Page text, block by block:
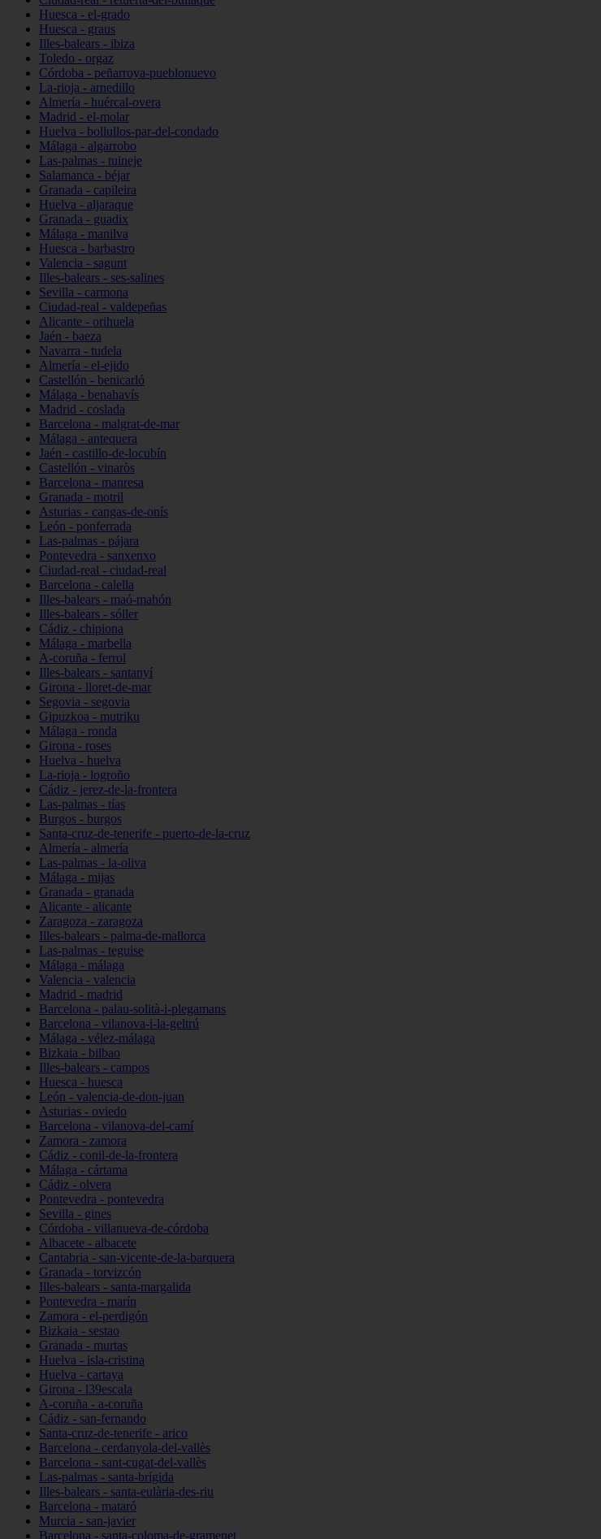
Huesca - el-grado
Huesca - graus
Illes-balears - ibiza
Toledo - orgaz
Córdoba - peñarroya-pueblonuevo
La-rioja - arnedillo
Almería - huércal-overa
Madrid - el-molar
Huelva - bollullos-par-del-condado
Málaga - algarrobo
Las-palmas - tuineje
Salamanca - béjar
Granada - capileira
Huelva - aljaraque
Granada - guadix
Málaga - manilva
Huesca - barbastro
Valencia - sagunt
Illes-balears - ses-salines
Sevilla - carmona
Ciudad-real - valdepeñas
Alicante - orihuela
Jaén - baeza
Navarra - tudela
Almería - el-ejido
Castellón - benicarló
Málaga - benahavís
Madrid - coslada
Barcelona - malgrat-de-mar
Málaga - antequera
Jaén - castillo-de-locubín
Castellón - vinaròs
Barcelona - manresa
Granada - motril
Asturias - cangas-de-onís
León - ponferrada
Las-palmas - pájara
Pontevedra - sanxenxo
Ciudad-real - ciudad-real
Barcelona - calella
Illes-balears - maó-mahón
Illes-balears - sóller
Cádiz - chipiona
Málaga - marbella
A-coruña - ferrol
Illes-balears - santanyí
Girona - lloret-de-mar
Segovia - segovia
Gipuzkoa - mutriku
Málaga - ronda
Girona - roses
Huelva - huelva
La-rioja - logroño
Cádiz - jerez-de-la-frontera
Las-palmas - tías
Burgos - burgos
Santa-cruz-de-tenerife - puerto-de-la-cruz
Almería - almería
Las-palmas - la-oliva
Málaga - mijas
Granada - granada
Alicante - alicante
Zaragoza - zaragoza
Illes-balears - palma-de-mallorca
Las-palmas - teguise
Málaga - málaga
Valencia - valencia
Madrid - madrid
Barcelona - palau-solità-i-plegamans
Barcelona - vilanova-i-la-geltrú
Málaga - vélez-málaga
Bizkaia - bilbao
Illes-balears - campos
Huesca - huesca
León - valencia-de-don-juan
Asturias - oviedo
Barcelona - vilanova-del-camí
Zamora - zamora
Cádiz - conil-de-la-frontera
Málaga - cártama
Cádiz - olvera
Pontevedra - pontevedra
Sevilla - gines
Córdoba - villanueva-de-córdoba
Albacete - albacete
Cantabria - san-vicente-de-la-barquera
Granada - torvizcón
Illes-balears - santa-margalida
Pontevedra - marín
Zamora - el-perdigón
Bizkaia - sestao
Granada - murtas
Huelva - isla-cristina
Huelva - cartaya
Girona - l39escala
A-coruña - a-coruña
Cádiz - san-fernando
Santa-cruz-de-tenerife - arico
Barcelona - cerdanyola-del-vallès
Barcelona - sant-cugat-del-vallès
Las-palmas - santa-brígida
Illes-balears - santa-eulària-des-riu
Barcelona - mataró
Murcia - san-javier
Barcelona - santa-coloma-de-gramenet